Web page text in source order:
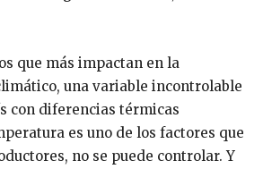
que más impactan en la
una variable incontrolable
con diferencias térmicas
es uno de los factores que
no se puede controlar. Y